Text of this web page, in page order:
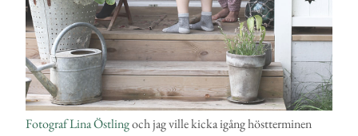
Fotograf Lina Östlingoch jag ville kicka igång höstterminen